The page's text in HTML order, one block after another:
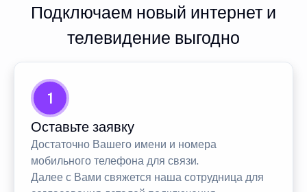
Подключаем новый интернет и
телевидение выгодно
1
Оставьте заявку
Достаточно Вашего имени и номера
мобильного телефона для связи.
Далее с Вами свяжется наша сотрудница для